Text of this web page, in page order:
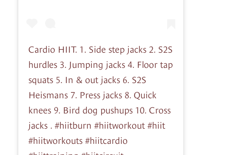
Cardio HIIT. 1. Side step jacks 2. S2S
hurdles 3. Jumping jacks 4. Floor tap
squats 5. In & out jacks 6. S2S
Heismans 7. Press jacks 8. Quick
knees 9. Bird dog pushups 10. Cross
jacks . #hiitburn #hiitworkout #hiit
#hiitworkouts #hiitcardio